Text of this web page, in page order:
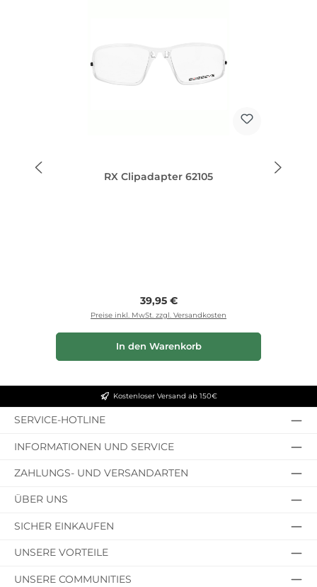
RX Clipadapter 62105
Regulärer Preis:
39,95 €
Preise inkl. MwSt. zzgl. Versandkosten
In den Warenkorb
Kostenloser Versand ab 150€
SERVICE-HOTLINE
INFORMATIONEN UND SERVICE
ZAHLUNGS- UND VERSANDARTEN
ÜBER UNS
SICHER EINKAUFEN
UNSERE VORTEILE
UNSERE COMMUNITIES